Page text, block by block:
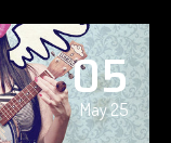
05
May 25